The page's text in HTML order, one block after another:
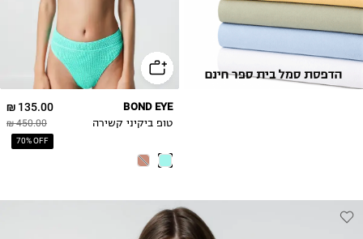
135.00 ₪
450.00 ₪
70% OFF
BOND EYE
טופ ביקיני קשירה